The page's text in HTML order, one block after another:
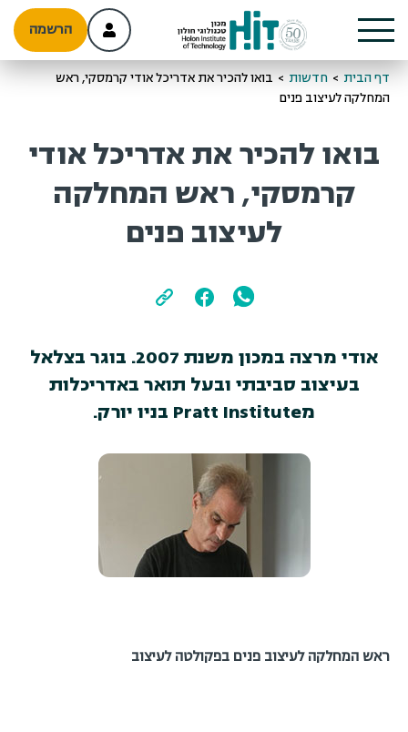
הרשמה
דף הבית > חדשות > בואו להכיר את אדריכל אודי קרמסקי, ראש
המחלקה לעיצוב פנים
בואו להכיר את אדריכל אודי
קרמסקי, ראש המחלקה
לעיצוב פנים
אודי מרצה במכון משנת 2007. בוגר בצלאל
בעיצוב סביבתי ובעל תואר באדריכלות
מPratt Institute בניו יורק.
ראש המחלקה לעיצוב פנים בפקולטה לעיצוב